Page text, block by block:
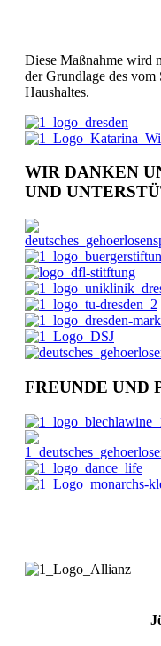
Diese Maßnahme wird
der Grundlage des vom
Haushaltes.
WIR DANKEN
UND
FREUNDE UND